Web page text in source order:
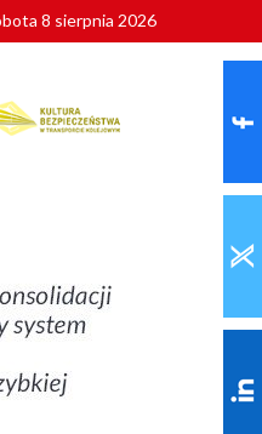
8 sierpnia 2026